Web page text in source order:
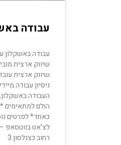
עבודה
עבודה באשקלון
שיווק ארצית
שיווק ארצית
ניסיון עבודה
העבודה
הולם למתאימים
לצ’אט בווטסאפ –
רחוב כצנלסון 3